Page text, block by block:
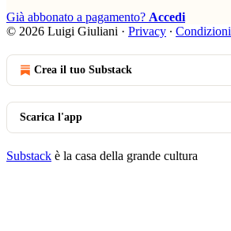
Già abbonato a pagamento? Accedi
© 2026 Luigi Giuliani · Privacy ∙ Condizioni
Crea il tuo Substack
Scarica l'app
Substack è la casa della grande cultura